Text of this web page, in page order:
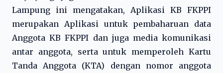
Lampung ini mengatakan, Aplikasi KB FKPPI
merupakan Aplikasi untuk pembaharuan data
Anggota KB FKPPI dan juga media komunikasi
antar anggota, serta untuk memperoleh Kartu
Tanda Anggota (KTA) dengan nomor anggota